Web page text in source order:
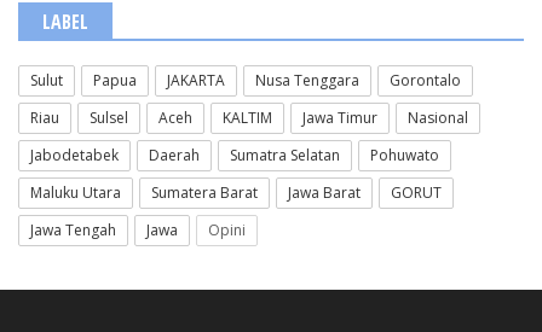
LABEL
Sulut Papua JAKARTA Nusa Tenggara
Gorontalo
Riau
Sulsel Aceh KALTIM Jawa Timur
Nasional
Jabodetabek
Daerah Sumatra Selatan
Pohuwato
Maluku Utara
Sumatera Barat Jawa Barat
GORUT
Jawa Tengah
Jawa Opini